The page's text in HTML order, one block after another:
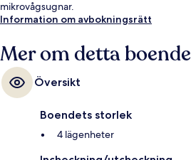
mikrovågsugnar.
Information om avbokningsrätt
Mer om detta boende
Översikt
Boendets storlek
4 lägenheter